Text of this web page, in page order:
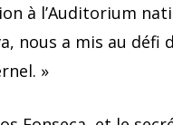
à l’Auditorium
nous a mis au
»